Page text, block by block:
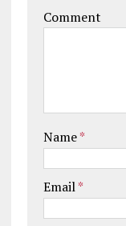
Comment
Name*
Email*